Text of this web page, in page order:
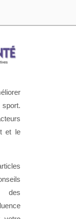
et le